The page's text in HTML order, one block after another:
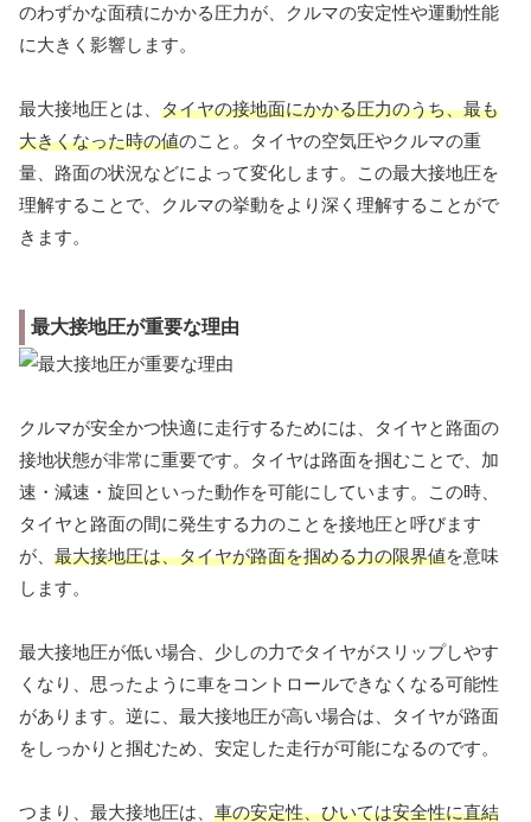
のわずかな面積にかかる圧力が、クルマの安定性や運動性能
に大きく影響します。
最大接地圧とは、 タイヤの接地面にかかる圧力のうち、最も
大きくなった時の値のこと。タイヤの空気圧やクルマの重
量、路面の状況などによって変化します。この最大接地圧を
理解することで、クルマの挙動をより深く理解することがで
きます。
最大接地圧が重要な理由
クルマが安全かつ快適に走行するためには、タイヤと路面の
接地状態が非常に重要です。タイヤは路面を掴むことで、加
速・減速・旋回といった動作を可能にしています。この時、
タイヤと路面の間に発生する力のことを接地圧と呼びます
が、 最大接地圧は、タイヤが路面を掴める力の限界値を意味
します。
最大接地圧が低い場合、少しの力でタイヤがスリップしやす
くなり、思ったように車をコントロールできなくなる可能性
があります。逆に、最大接地圧が高い場合は、タイヤが路面
をしっかりと掴むため、安定した走行が可能になるのです。
つまり、最大接地圧は、 車の安定性、ひいては安全性に直結